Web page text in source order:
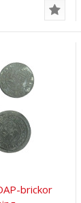
brickor